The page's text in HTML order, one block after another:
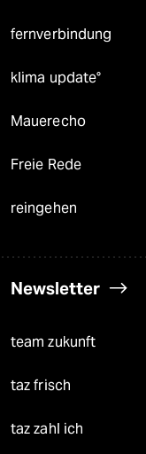
fernverbindung
klima update°
Mauerecho
Freie Rede
reingehen
Newsletter
team zukunft
taz frisch
taz zahl ich